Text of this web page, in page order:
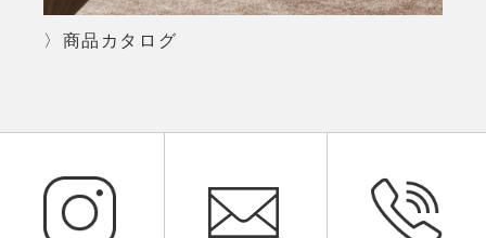
〉商品カタログ